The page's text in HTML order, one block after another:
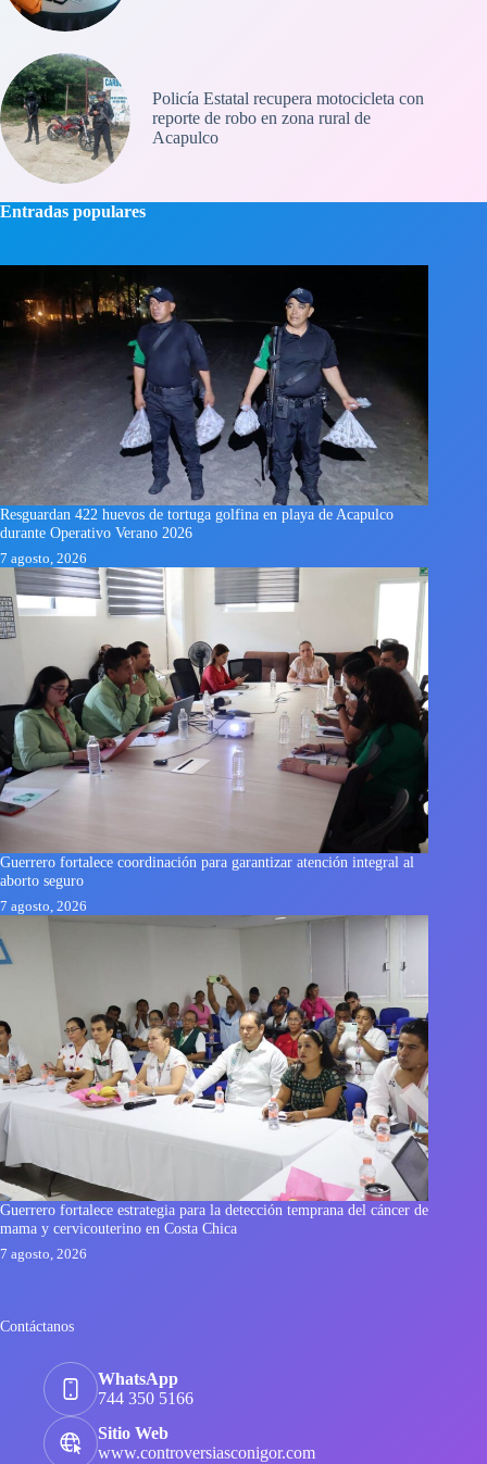
Policía Estatal recupera motocicleta con
reporte de robo en zona rural de
Acapulco
Entradas populares
Resguardan 422 huevos de tortuga golfina en playa de Acapulco
durante Operativo Verano 2026
7 agosto, 2026
Guerrero fortalece coordinación para garantizar atención integral al
aborto seguro
7 agosto, 2026
Guerrero fortalece estrategia para la detección temprana del cáncer de
mama y cervicouterino en Costa Chica
7 agosto, 2026
Contáctanos
WhatsApp
744 350 5166
Sitio Web
www.controversiasconigor.com